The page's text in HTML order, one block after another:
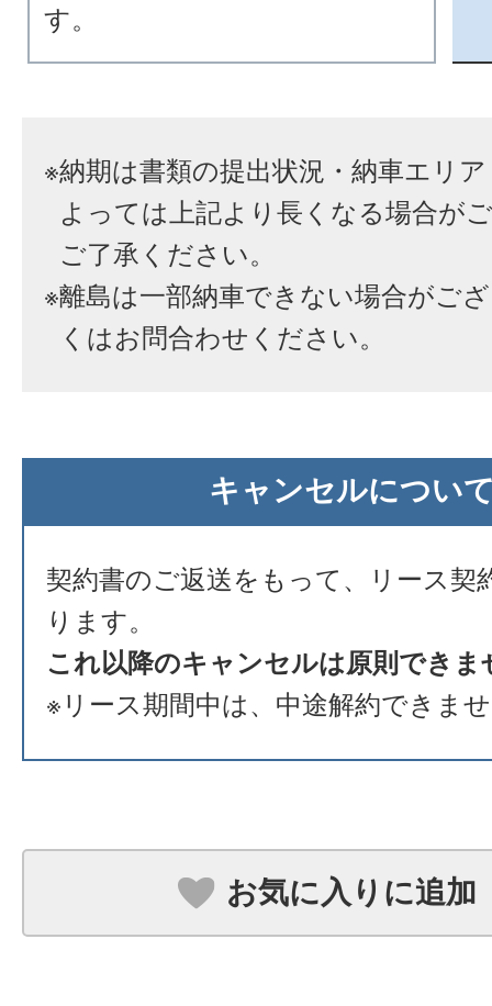
す。
※納期は書類の提出状況・納車エリ
よっては上記より長くなる場合が
ご了承ください。
※離島は一部納車できない場合がご
くはお問合わせください。
キャンセルについ
契約書のご返送をもって、リース契
ります。
これ以降のキャンセルは原則できま
※リース期間中は、中途解約できま
お気に入りに追加